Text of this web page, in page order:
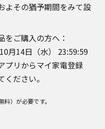
よその猶予期間をみて設
をご購入の方へ：
月14日（水） 23:59:59
プリからマイ家電登録
ください。
）が必要です。